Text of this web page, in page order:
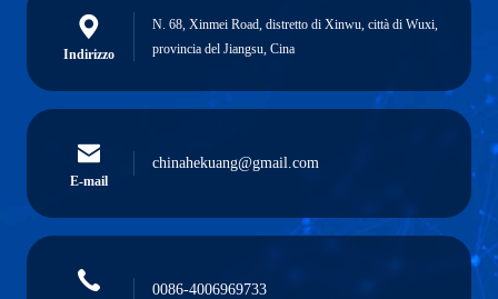
Indirizzo
N. 68, Xinmei Road, distretto di Xinwu, città di Wuxi,
provincia del Jiangsu, Cina
E-mail
chinahekuang@gmail.com
0086-4006969733